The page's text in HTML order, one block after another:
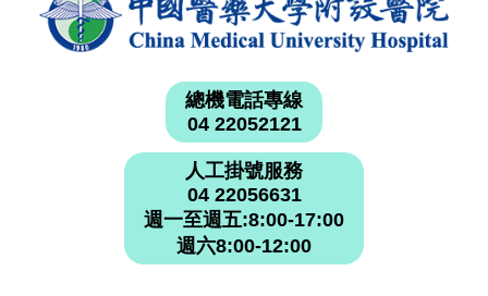
總機電話專線
04 22052121
人工掛號服務
04 22056631
週一至週五:8:00-17:00
週六8:00-12:00